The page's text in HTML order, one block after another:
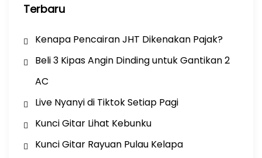
Terbaru
Kenapa Pencairan JHT Dikenakan Pajak?
Beli 3 Kipas Angin Dinding untuk Gantikan 2
AC
Live Nyanyi di Tiktok Setiap Pagi
Kunci Gitar Lihat Kebunku
Kunci Gitar Rayuan Pulau Kelapa